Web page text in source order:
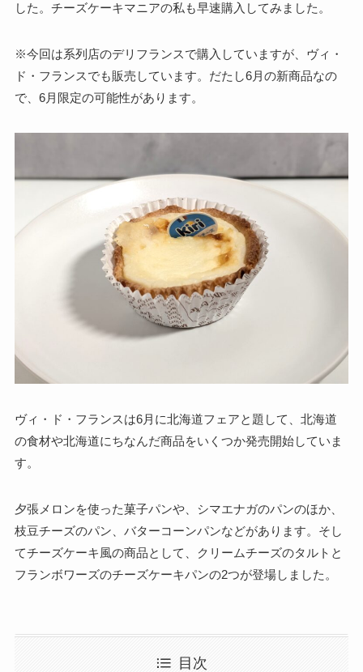
した。チーズケーキマニアの私も早速購入してみました。
※今回は系列店のデリフランスで購入していますが、ヴィ・
ド・フランスでも販売しています。だたし6月の新商品なの
で、6月限定の可能性があります。
ヴィ・ド・フランスは6月に北海道フェアと題して、北海道
の食材や北海道にちなんだ商品をいくつか発売開始していま
す。
夕張メロンを使った菓子パンや、シマエナガのパンのほか、
枝豆チーズのパン、バターコーンパンなどがあります。そし
てチーズケーキ風の商品として、クリームチーズのタルトと
フランボワーズのチーズケーキパンの2つが登場しました。
目次